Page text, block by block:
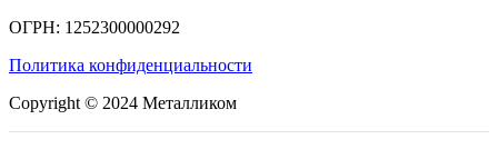
ОГРН: 1252300000292
Политика конфиденциальности
Copyright © 2024 Металликом